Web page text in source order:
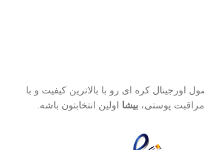
رو کردیم که محصول اورجینال کره ای رو با بالاترین کیفیت و با
مراقبت پوستی،بیشا اولین انتخابتون باشه.